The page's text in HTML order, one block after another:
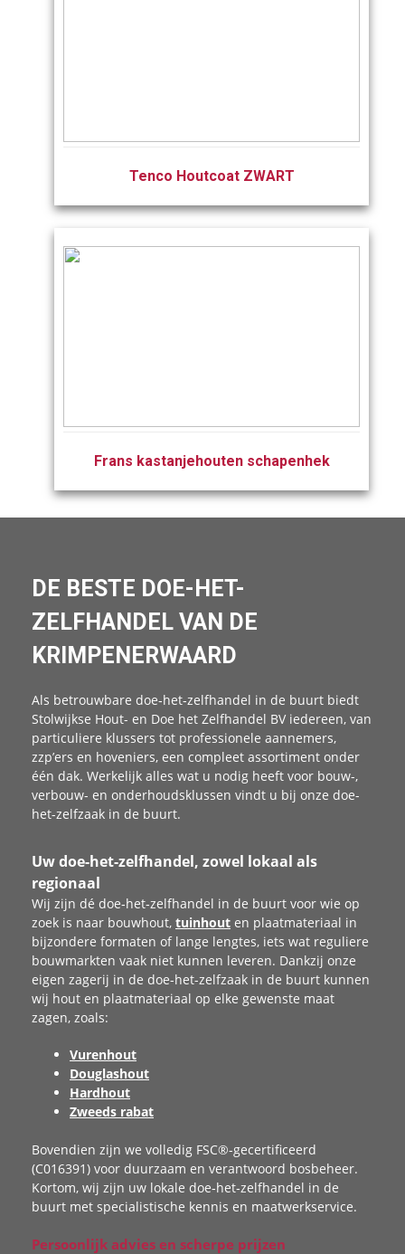
Tenco Houtcoat ZWART
Frans kastanjehouten schapenhek
DE BESTE DOE-HET-
ZELFHANDEL VAN DE
KRIMPENERWAARD
Als betrouwbare doe‑het‑zelfhandel in de buurt biedt
Stolwijkse Hout- en Doe het Zelfhandel BV iedereen, van
particuliere klussers tot professionele aannemers,
zzp’ers en hoveniers, een compleet assortiment onder
één dak. Werkelijk alles wat u nodig heeft voor bouw-,
verbouw- en onderhoudsklussen vindt u bij onze doe-
het-zelfzaak in de buurt.
Uw doe-het-zelfhandel, zowel lokaal als
regionaal
Wij zijn dé doe‑het‑zelfhandel in de buurt voor wie op
zoek is naar bouwhout, tuinhout en plaatmateriaal in
bijzondere formaten of lange lengtes, iets wat reguliere
bouwmarkten vaak niet kunnen leveren. Dankzij onze
eigen zagerij in de doe-het-zelfzaak in de buurt kunnen
wij hout en plaatmateriaal op elke gewenste maat
zagen, zoals:
Vurenhout
Douglashout
Hardhout
Zweeds rabat
Bovendien zijn we volledig FSC®-gecertificeerd
(C016391) voor duurzaam en verantwoord bosbeheer.
Kortom, wij zijn uw lokale doe‑het‑zelfhandel in de
buurt met specialistische kennis en maatwerkservice.
Persoonlijk advies en scherpe prijzen